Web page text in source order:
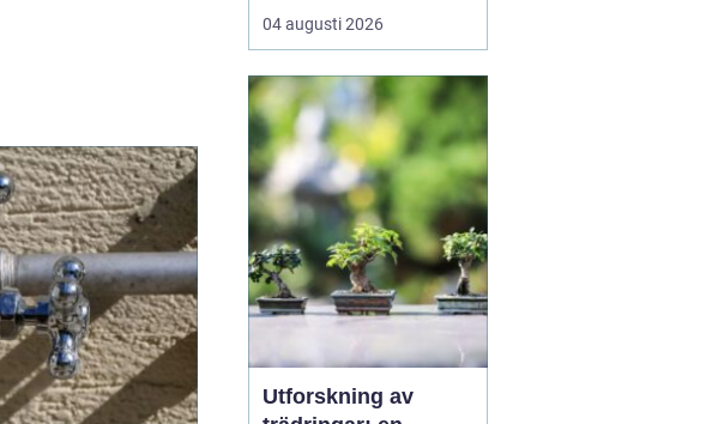
välja bland många
erbjudanden på en
Jämtland. Kvalificerade
rörmokare är viktiga för
att s&aum...
04 augusti 2026
Utforskning av